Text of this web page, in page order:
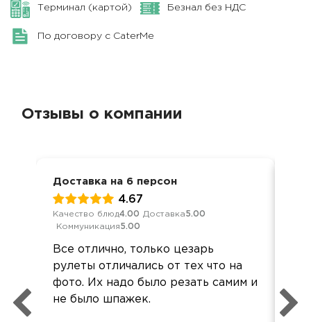
Терминал (картой) Безнал без НДС
По договору с CaterMe
Отзывы о компании
Доставка на 6 персон
4.67
Качество блюд4.00 Доставка5.00
Коммуникация5.00
Все отлично, только цезарь
рулеты отличались от тех что на
фото. Их надо было резать самим и
не было шпажек.